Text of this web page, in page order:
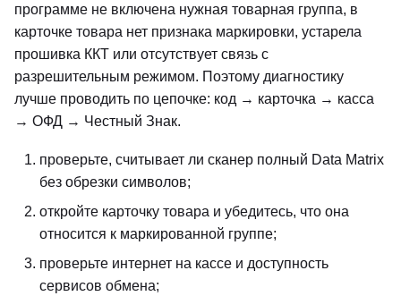
программе не включена нужная товарная группа, в
карточке товара нет признака маркировки, устарела
прошивка ККТ или отсутствует связь с
разрешительным режимом. Поэтому диагностику
лучше проводить по цепочке: код → карточка → касса
→ ОФД → Честный Знак.
проверьте, считывает ли сканер полный Data Matrix
без обрезки символов;
откройте карточку товара и убедитесь, что она
относится к маркированной группе;
проверьте интернет на кассе и доступность
сервисов обмена;